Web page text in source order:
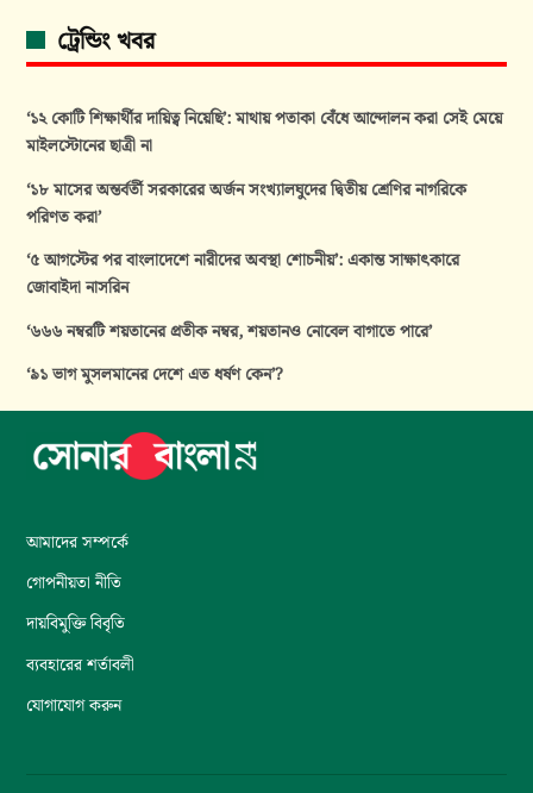
ট্রেন্ডিং খবর
‘১২ কোটি শিক্ষার্থীর দায়িত্ব নিয়েছি’: মাথায় পতাকা বেঁধে আন্দোলন করা সেই মেয়ে
মাইলস্টোনের ছাত্রী না
‘১৮ মাসের অন্তর্বর্তী সরকারের অর্জন সংখ্যালঘুদের দ্বিতীয় শ্রেণির নাগরিকে
পরিণত করা’
‘৫ আগস্টের পর বাংলাদেশে নারীদের অবস্থা শোচনীয়’: একান্ত সাক্ষাৎকারে
জোবাইদা নাসরিন
‘৬৬৬ নম্বরটি শয়তানের প্রতীক নম্বর, শয়তানও নোবেল বাগাতে পারে’
‘৯১ ভাগ মুসলমানের দেশে এত ধর্ষণ কেন’?
আমাদের সম্পর্কে
গোপনীয়তা নীতি
দায়বিমুক্তি বিবৃতি
ব্যবহারের শর্তাবলী
যোগাযোগ করুন